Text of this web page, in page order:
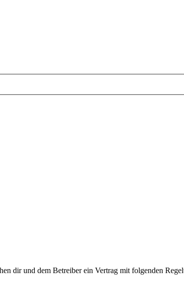
dir und dem Betreiber ein Vertrag mit folgenden